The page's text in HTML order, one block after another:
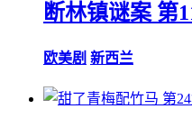
断林镇谜案 第
欧美剧 新西兰
第